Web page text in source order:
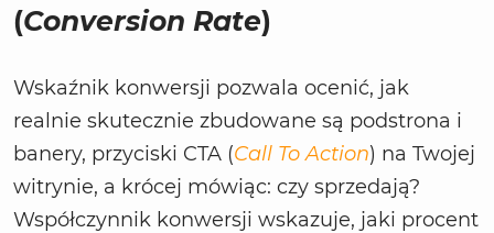
(Conversion Rate)
Wskaźnik konwersji pozwala ocenić, jak
realnie skutecznie zbudowane są podstrona i
banery, przyciski CTA (Call To Action) na Twojej
witrynie, a krócej mówiąc: czy sprzedają?
Współczynnik konwersji wskazuje, jaki procent